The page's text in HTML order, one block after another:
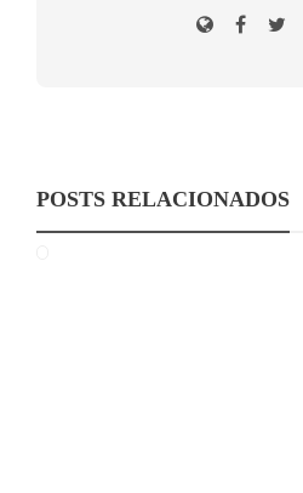
POSTS RELACIONADOS